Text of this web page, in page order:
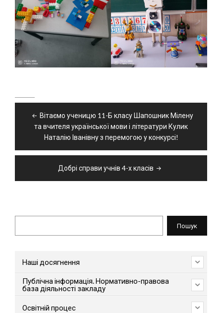
записівВітаємо ученицю 11-Б класу Шапошник Мілену
та вчителя української мови і літератури Кулик
Наталію Іванівну з перемогою у конкурсі!
Добрі справи учнів 4-х класів
Пошук
Наші досягнення
Публічна інформація. Нормативно-правова
база діяльності закладу
Освітній процес